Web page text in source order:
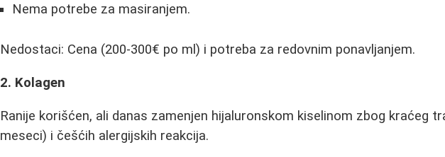
Nema potrebe za masiranjem.
Nedostaci: Cena (200-300€ po ml) i potreba za redovnim ponavljanjem.
2. Kolagen
Ranije korišćen, ali danas zamenjen hijaluronskom kiselinom zbog kraćeg
meseci) i češćih alergijskih reakcija.